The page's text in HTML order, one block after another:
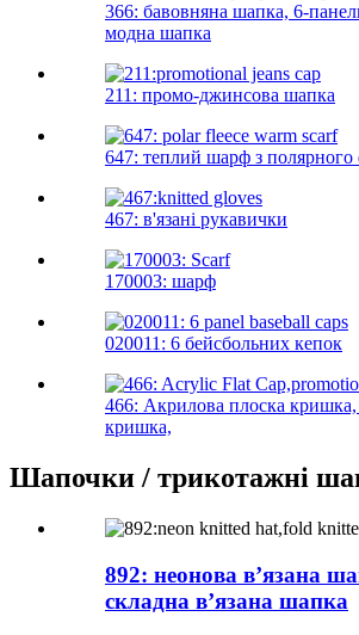
366: бавовняна шапка, 6-
модна шапка
211: промо-джинсова шапка
647: теплий шарф з полярного
467: в'язані рукавички
170003: шарф
020011: 6 бейсбольних кепок
466: Акрилова плоска кришка,
кришка,
Шапочки / трикотажні
892: неонова в’язана
складна в’язана шапка